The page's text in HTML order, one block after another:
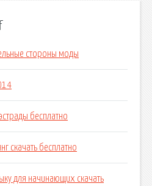
стороны моды
бесплатно
скачать бесплатно
для начинающих скачать